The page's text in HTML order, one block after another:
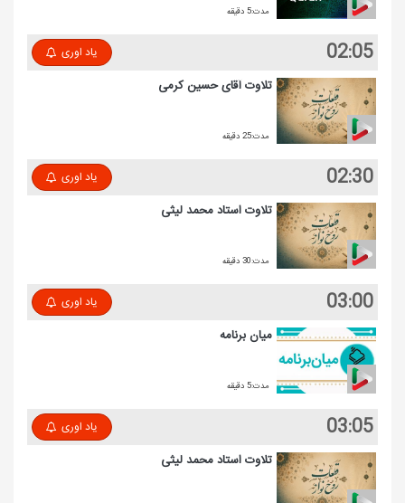
مدت:5 دقیقه
02:05 یاد اوری
تلاوت آقای حسین كرمی
مدت:25 دقیقه
02:30 یاد اوری
تلاوت استاد محمد لیثی
مدت:30 دقیقه
03:00 یاد اوری
میان برنامه
مدت:5 دقیقه
03:05 یاد اوری
تلاوت استاد محمد لیثی